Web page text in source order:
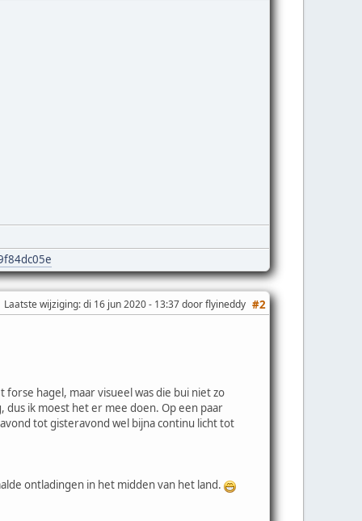
#2
Laatste wijziging: di 16 jun 2020 - 13:37 door flyineddy
hagel, maar visueel was die bui niet zo
dus ik moest het er mee doen. Op een paar
tot gisteravond wel bijna continu licht tot
ontladingen in het midden van het land.